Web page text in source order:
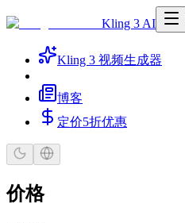
Kling 3 AI
Kling 3 视频生成器
博客
定价5折优惠
价格